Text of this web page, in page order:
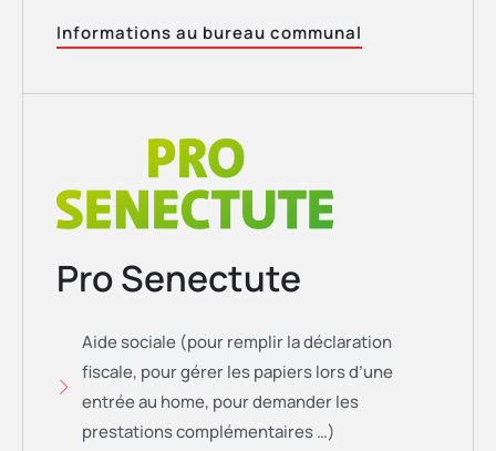
Informations au bureau communal
Pro Senectute
Aide sociale (pour remplir la déclaration
fiscale, pour gérer les papiers lors d’une
entrée au home, pour demander les
prestations complémentaires …)